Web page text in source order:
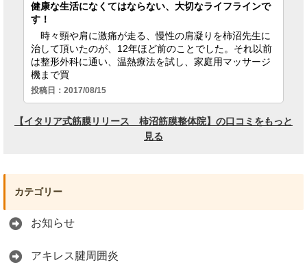
カテゴリー
お知らせ
アキレス腱周囲炎